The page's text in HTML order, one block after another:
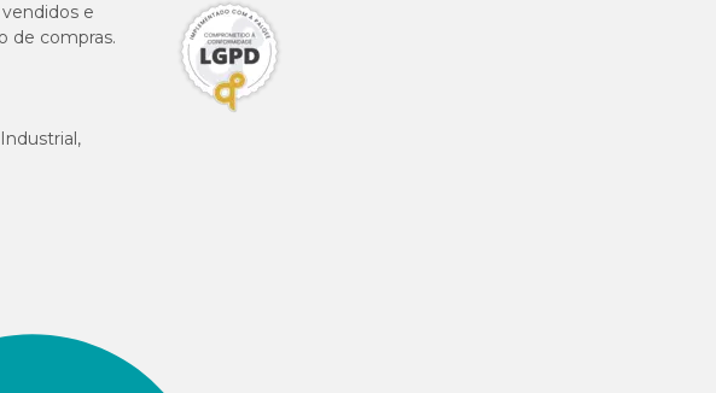
em cães. Caso seu pet tenha algum
e
de compras.